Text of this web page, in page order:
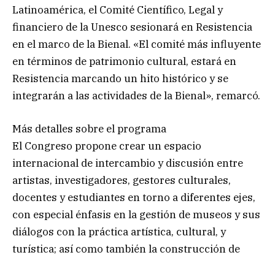
Latinoamérica, el Comité Científico, Legal y
financiero de la Unesco sesionará en Resistencia
en el marco de la Bienal. «El comité más influyente
en términos de patrimonio cultural, estará en
Resistencia marcando un hito histórico y se
integrarán a las actividades de la Bienal», remarcó.
Más detalles sobre el programa
El Congreso propone crear un espacio
internacional de intercambio y discusión entre
artistas, investigadores, gestores culturales,
docentes y estudiantes en torno a diferentes ejes,
con especial énfasis en la gestión de museos y sus
diálogos con la práctica artística, cultural, y
turística; así como también la construcción de